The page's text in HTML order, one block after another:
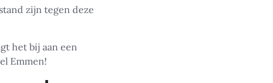
zijn tegen deze
het bij aan een
Emmen!